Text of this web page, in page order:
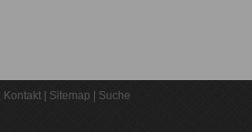
Kontakt Sitemap Suche